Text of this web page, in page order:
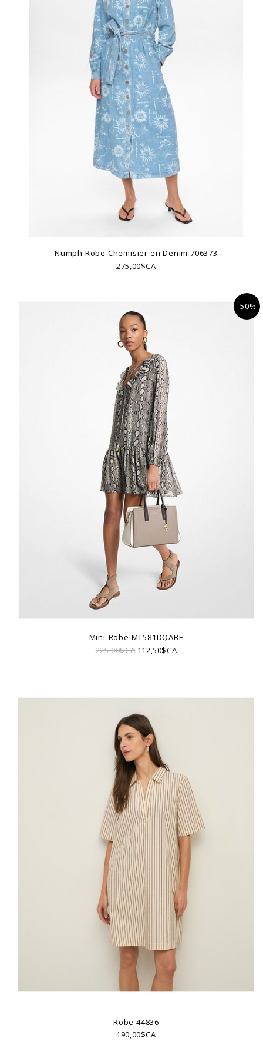
Nümph Robe Chemisier en Denim 706373
275,00$CA
-50%
Mini-Robe MT581DQABE
225,00$CA 112,50$CA
Robe 44836
190,00$CA